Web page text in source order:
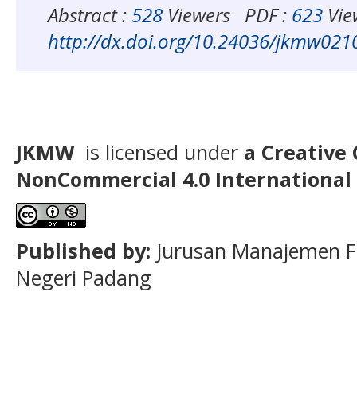
Abstract :528 Viewers PDF : 623
http://dx.doi.org/10.24036/
JKMW is licensed under a
NonCommercial 4.0 International
Published by: Jurusan Manajemen
Negeri Padang